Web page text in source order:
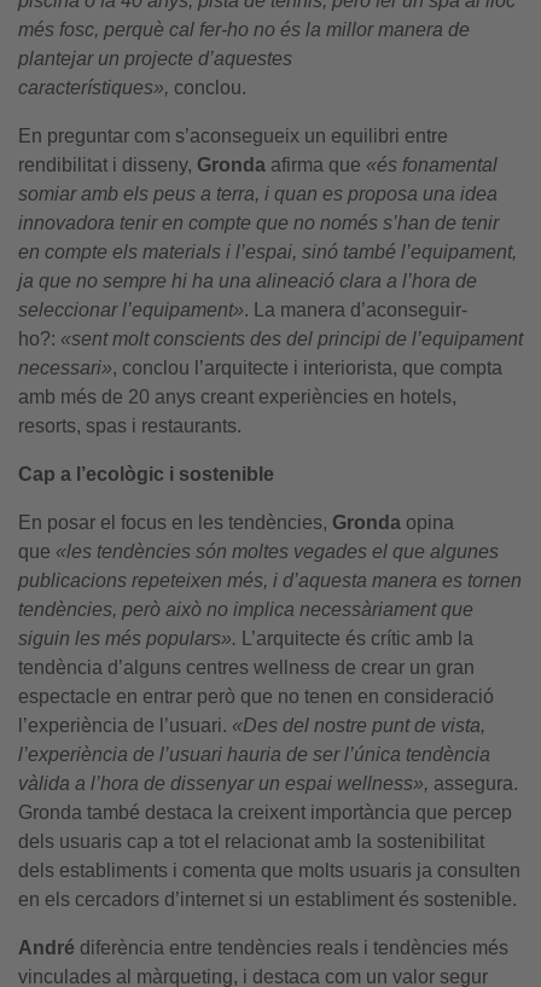
més fosc, perquè cal fer-ho no és la millor manera de
plantejar un projecte d’aquestes
característiques», conclou.
En preguntar com s’aconsegueix un equilibri entre
rendibilitat i disseny, Gronda afirma que «és fonamental
somiar amb els peus a terra, i quan es proposa una idea
innovadora tenir en compte que no només s’han de tenir
en compte els materials i l’espai, sinó també l’equipament,
ja que no sempre hi ha una alineació clara a l’hora de
seleccionar l’equipament». La manera d’aconseguir-
ho?: «sent molt conscients des del principi de l’equipament
necessari», conclou l’arquitecte i interiorista, que compta
amb més de 20 anys creant experiències en hotels,
resorts, spas i restaurants.
Cap a l’ecològic i sostenible
En posar el focus en les tendències, Gronda opina
que «les tendències són moltes vegades el que algunes
publicacions repeteixen més, i d’aquesta manera es tornen
tendències, però això no implica necessàriament que
siguin les més populars». L’arquitecte és crític amb la
tendència d’alguns centres wellness de crear un gran
espectacle en entrar però que no tenen en consideració
l’experiència de l’usuari. «Des del nostre punt de vista,
l’experiència de l’usuari hauria de ser l’única tendència
vàlida a l’hora de dissenyar un espai wellness», assegura.
Gronda també destaca la creixent importància que percep
dels usuaris cap a tot el relacionat amb la sostenibilitat
dels establiments i comenta que molts usuaris ja consulten
en els cercadors d’internet si un establiment és sostenible.
André diferència entre tendències reals i tendències més
vinculades al màrqueting, i destaca com un valor segur